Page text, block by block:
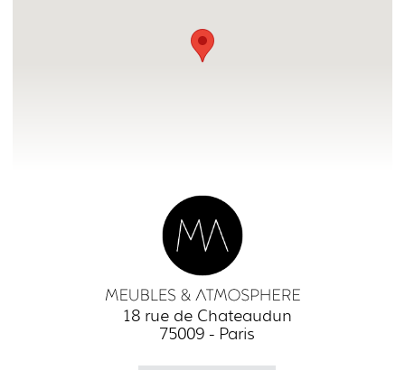
18 rue de Chateaudun
75009 - Paris